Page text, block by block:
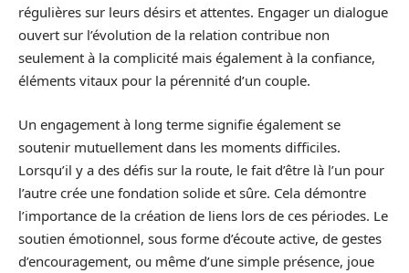
régulières sur leurs désirs et attentes. Engager un dialogue
ouvert sur l’évolution de la relation contribue non
seulement à la complicité mais également à la confiance,
éléments vitaux pour la pérennité d’un couple.
Un engagement à long terme signifie également se
soutenir mutuellement dans les moments difficiles.
Lorsqu’il y a des défis sur la route, le fait d’être là l’un pour
l’autre crée une fondation solide et sûre. Cela démontre
l’importance de la création de liens lors de ces périodes. Le
soutien émotionnel, sous forme d’écoute active, de gestes
d’encouragement, ou même d’une simple présence, joue